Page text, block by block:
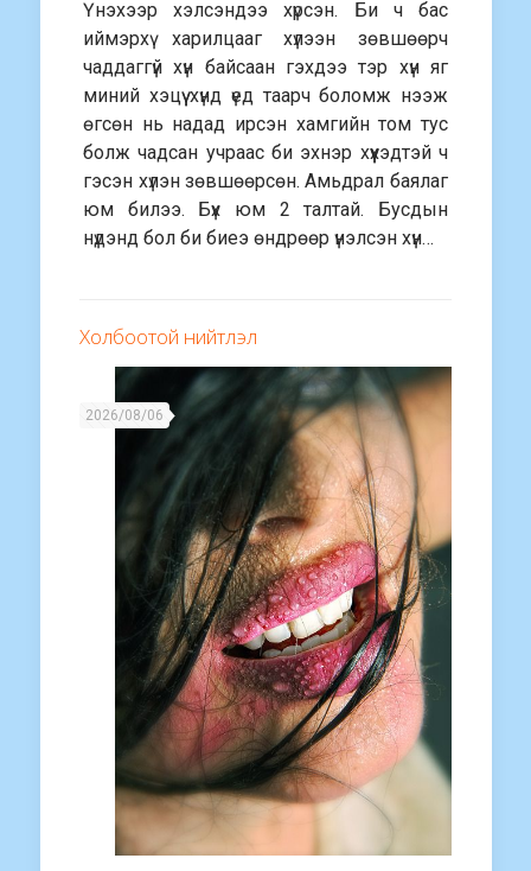
Үнэхээр хэлсэндээ хүрсэн. Би ч бас
иймэрхү харилцааг хүлээн зөвшөөрч
чаддаггүй хүн байсаан гэхдээ тэр хүн яг
миний хэцүү хүнд үед таарч боломж нээж
өгсөн нь надад ирсэн хамгийн том тус
болж чадсан учраас би эхнэр хүүхэдтэй ч
гэсэн хүлэн зөвшөөрсөн. Амьдрал баялаг
юм билээ. Бүх юм 2 талтай. Бусдын
нүдэнд бол би биеэ өндрөөр үнэлсэн хүн…
Холбоотой нийтлэл
2026/08/06